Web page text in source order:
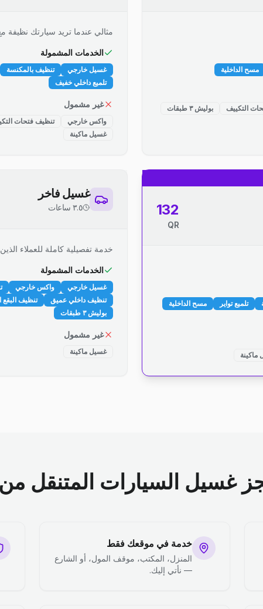
مسح الداخلية
التكييف
بوليش ٣ طبقات
مثالي عندما تريد سيارتك نظيفة
الخدمات المشمولة
غسيل خارجي تنظيف بالمكنسة
تلميع داخلي خفيف
غير مشمول
واكس خارجي تنظيف فتحات
غسيل ماكينة
132
QR
تلميع تواير
مسح الداخلية
غسيل فاخر
٣.٥ ساعات
خدمة تفصيلية كاملة للعملاء
الخدمات المشمولة
غسيل خارجي واكس خارجي
تنظيف داخلي عميق
تنظيف البقع
بوليش ٣ طبقات
غير مشمول
غسيل ماكينة
غسيل السيارات المتنقل من
خدمة في موقعك فقط
المنزل، المكتب، موقف المول، أو الشارع
— نأتي إليك.